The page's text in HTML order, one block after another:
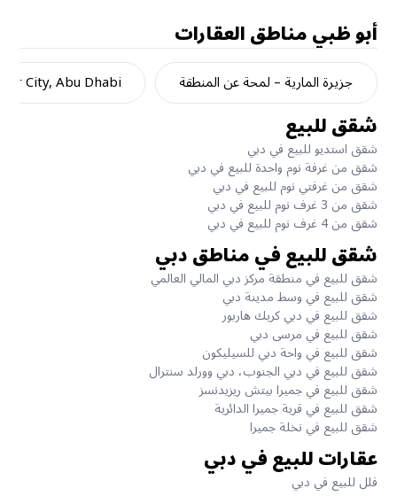
أبو ظبيمناطق العقارات
جزيرة المارية – لمحة عن المنطقة City, Abu Dhabi
شقق للبيع
شقق استديو للبيع في دبي
شقق من غرفة نوم واحدة للبيع في دبي
شقق من غرفتي نوم للبيع في دبي
شقق من 3 غرف نوم للبيع في دبي
شقق من 4 غرف نوم للبيع في دبي
شقق للبيع في مناطق دبي
شقق للبيع في منطقة مركز دبي المالي العالمي
شقق للبيع في وسط مدينة دبي
شقق للبيع في دبي كريك هاربور
شقق للبيع في مرسى دبي
شقق للبيع في واحة دبي للسيليكون
شقق للبيع في دبي الجنوب، دبي وورلد سنترال
شقق للبيع في جميرا بيتش ريزيدنسز
شقق للبيع في قرية جميرا الدائرية
شقق للبيع في نخلة جميرا
عقارات للبيع في دبي
فلل للبيع في دبي